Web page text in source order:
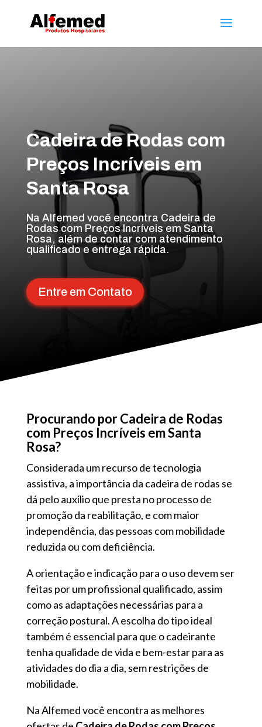
Cadeira de Rodas com
Preços Incríveis em
Santa Rosa
Na Alfemed você encontra Cadeira de
Rodas com Preços Incríveis em Santa
Rosa, além de contar com atendimento
qualificado e entrega rápida.
Entre em Contato
Procurando por Cadeira de Rodas
com Preços Incríveis em Santa
Rosa?
Considerada um recurso de tecnologia
assistiva, a importância da cadeira de rodas se
dá pelo auxílio que presta no processo de
promoção da reabilitação, e com maior
independência, das pessoas com mobilidade
reduzida ou com deficiência.
A orientação e indicação para o uso devem ser
feitas por um profissional qualificado, assim
como as adaptações necessárias para a
correção postural. A escolha do tipo ideal
também é essencial para que o cadeirante
tenha qualidade de vida e bem-estar para as
atividades do dia a dia, sem restrições de
mobilidade.
Na Alfemed você encontra as melhores